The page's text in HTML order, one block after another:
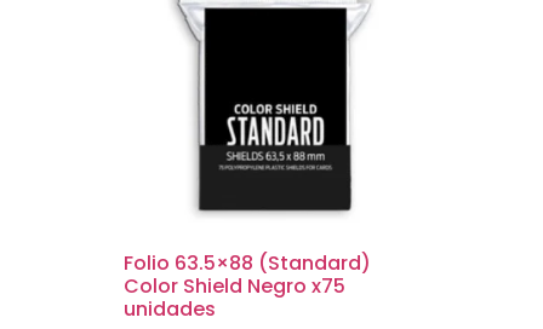
Folio 63.5×88 (Standard)
Color Shield Negro x75
unidades